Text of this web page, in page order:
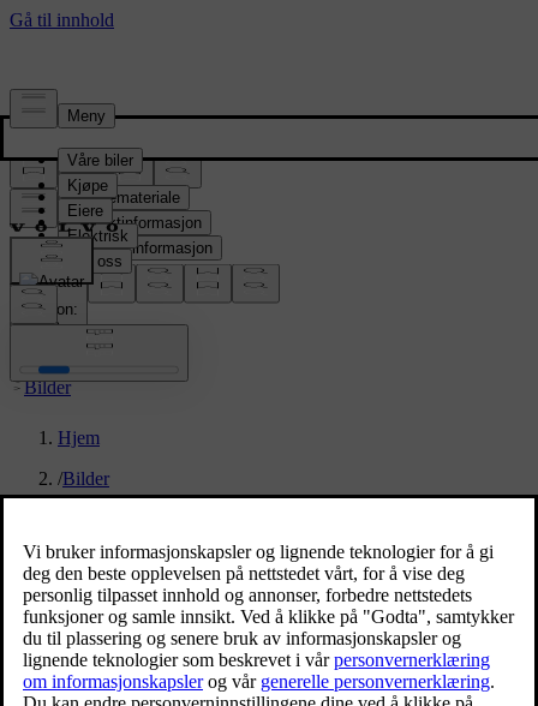
Presserom
Pressemateriale
Produktinformasjon
Selskapsinformasjon
Mediekontakter
location:
NO
Bilder
Hjem
/Bilder
New Volvo XC90: studio still
9/4/2024